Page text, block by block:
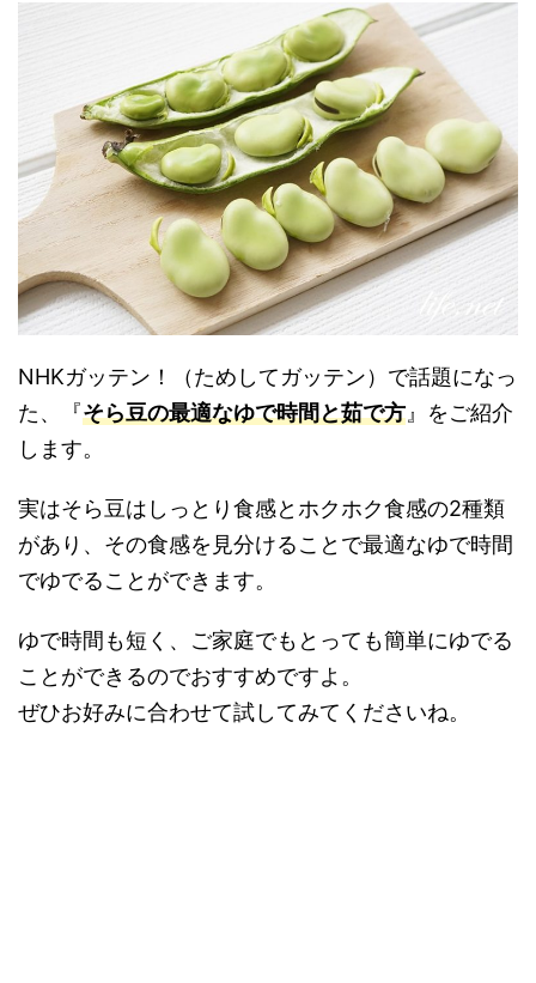
NHKガッテン！（ためしてガッテン）で話題になっ
た、『そら豆の最適なゆで時間と茹で方 』をご紹介
します。
実はそら豆はしっとり食感とホクホク食感の2種類
があり、その食感を見分けることで最適なゆで時間
でゆでることができます。
ゆで時間も短く、ご家庭でもとっても簡単にゆでる
ことができるのでおすすめですよ。
ぜひお好みに合わせて試してみてくださいね。